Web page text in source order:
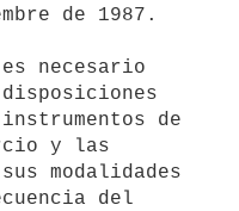
de 1987.
de
y las
modalidades
del